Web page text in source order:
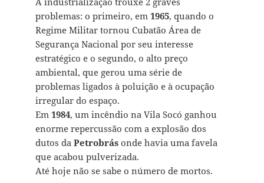
problemas: o primeiro, em 1965, quando o
Regime Militar tornou Cubatão Área de
Segurança Nacional por seu interesse
estratégico e o segundo, o alto preço
ambiental, que gerou uma série de
problemas ligados à poluição e à ocupação
irregular do espaço.
Em 1984, um incêndio na Vila Socó ganhou
enorme repercussão com a explosão dos
dutos da Petrobrásonde havia uma favela
que acabou pulverizada.
Até hoje não se sabe o número de mortos.